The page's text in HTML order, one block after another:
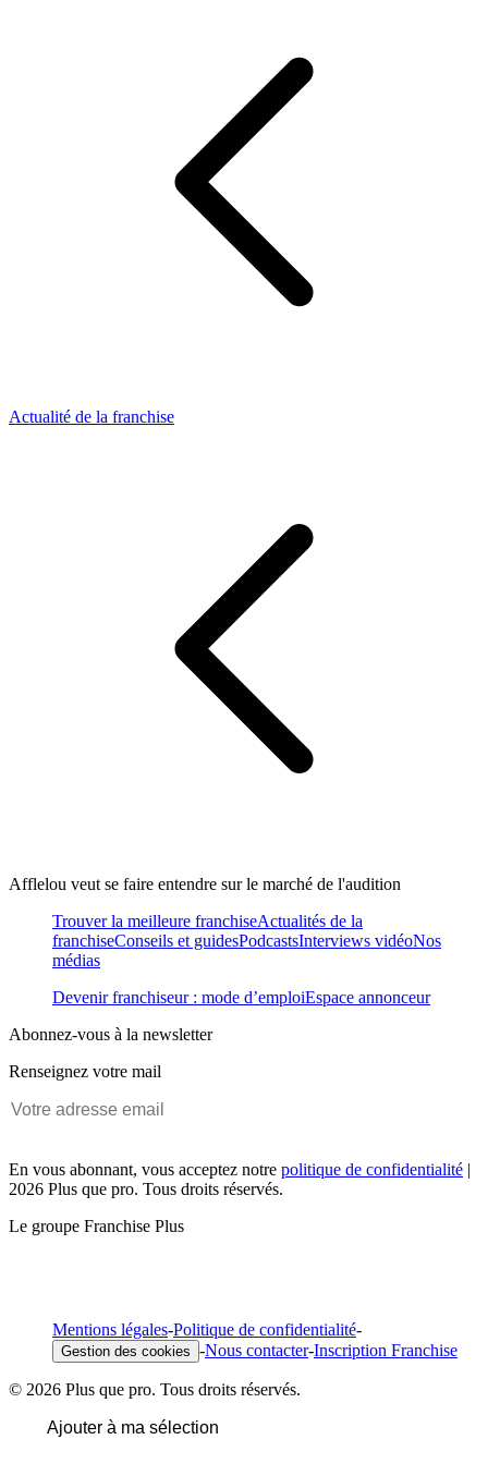
Actualité de la franchise
Afflelou veut se faire entendre sur le marché de l'audition
Trouver la meilleure franchiseActualités de la
franchiseConseils et guidesPodcastsInterviews vidéoNos
médias
Devenir franchiseur : mode d’emploiEspace annonceur
Abonnez-vous à la newsletter
Renseignez votre mail
En vous abonnant, vous acceptez notre politique de confidentialité |
2026 Plus que pro. Tous droits réservés.
Le groupe Franchise Plus
Mentions légales-Politique de confidentialité-
Gestion des cookies -Nous contacter-Inscription Franchise
© 2026 Plus que pro. Tous droits réservés.
Ajouter à ma sélection